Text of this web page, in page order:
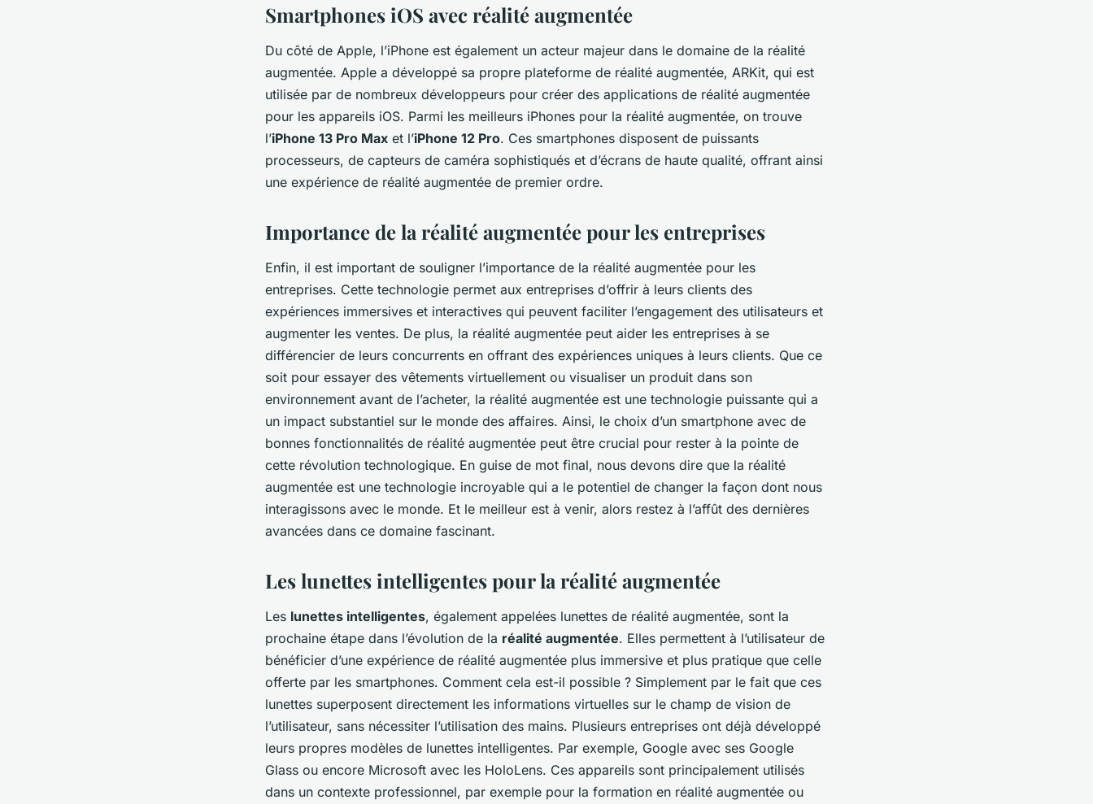
Smartphones iOS avec réalité augmentée
Du côté de Apple, l’iPhone est également un acteur majeur dans le domaine de la réalité
augmentée. Apple a développé sa propre plateforme de réalité augmentée, ARKit, qui est
utilisée par de nombreux développeurs pour créer des applications de réalité augmentée
pour les appareils iOS. Parmi les meilleurs iPhones pour la réalité augmentée, on trouve
l’iPhone 13 Pro Max et l’iPhone 12 Pro. Ces smartphones disposent de puissants
processeurs, de capteurs de caméra sophistiqués et d’écrans de haute qualité, offrant ainsi
une expérience de réalité augmentée de premier ordre.
Importance de la réalité augmentée pour les entreprises
Enfin, il est important de souligner l’importance de la réalité augmentée pour les
entreprises. Cette technologie permet aux entreprises d’offrir à leurs clients des
expériences immersives et interactives qui peuvent faciliter l’engagement des utilisateurs et
augmenter les ventes. De plus, la réalité augmentée peut aider les entreprises à se
différencier de leurs concurrents en offrant des expériences uniques à leurs clients. Que ce
soit pour essayer des vêtements virtuellement ou visualiser un produit dans son
environnement avant de l’acheter, la réalité augmentée est une technologie puissante qui a
un impact substantiel sur le monde des affaires. Ainsi, le choix d’un smartphone avec de
bonnes fonctionnalités de réalité augmentée peut être crucial pour rester à la pointe de
cette révolution technologique. En guise de mot final, nous devons dire que la réalité
augmentée est une technologie incroyable qui a le potentiel de changer la façon dont nous
interagissons avec le monde. Et le meilleur est à venir, alors restez à l’affût des dernières
avancées dans ce domaine fascinant.
Les lunettes intelligentes pour la réalité augmentée
Les lunettes intelligentes, également appelées lunettes de réalité augmentée, sont la
prochaine étape dans l’évolution de la réalité augmentée. Elles permettent à l’utilisateur de
bénéficier d’une expérience de réalité augmentée plus immersive et plus pratique que celle
offerte par les smartphones. Comment cela est-il possible ? Simplement par le fait que ces
lunettes superposent directement les informations virtuelles sur le champ de vision de
l’utilisateur, sans nécessiter l’utilisation des mains. Plusieurs entreprises ont déjà développé
leurs propres modèles de lunettes intelligentes. Par exemple, Google avec ses Google
Glass ou encore Microsoft avec les HoloLens. Ces appareils sont principalement utilisés
dans un contexte professionnel, par exemple pour la formation en réalité augmentée ou